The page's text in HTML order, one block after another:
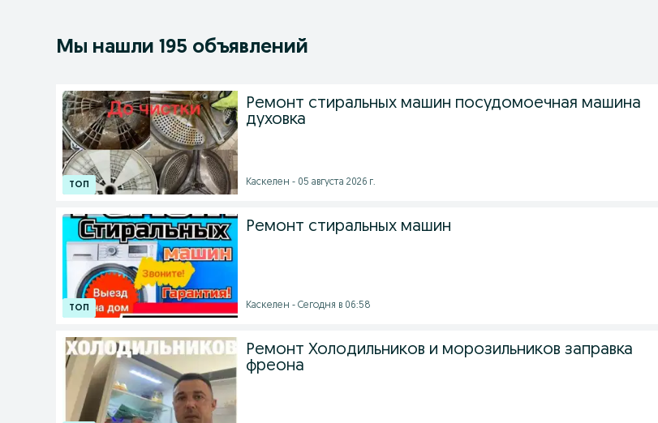
Мы нашли 195 объявлений
Ремонт стиральных машин посудомоечная машина
духовка
Каскелен - 05 августа 2026 г.
Ремонт стиральных машин
Каскелен - Сегодня в 06:58
Ремонт Холодильников и морозильников заправка
фреона